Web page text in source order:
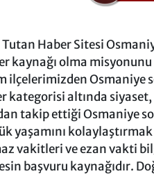
Haber Sitesi
olma
Osmaniye
kategorisi altında
takip ettiği Osmaniye
yaşamını
vakitleri ve ezan vakti
başvuru kaynağıdır.